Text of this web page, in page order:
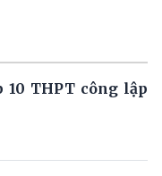
THPT công lập